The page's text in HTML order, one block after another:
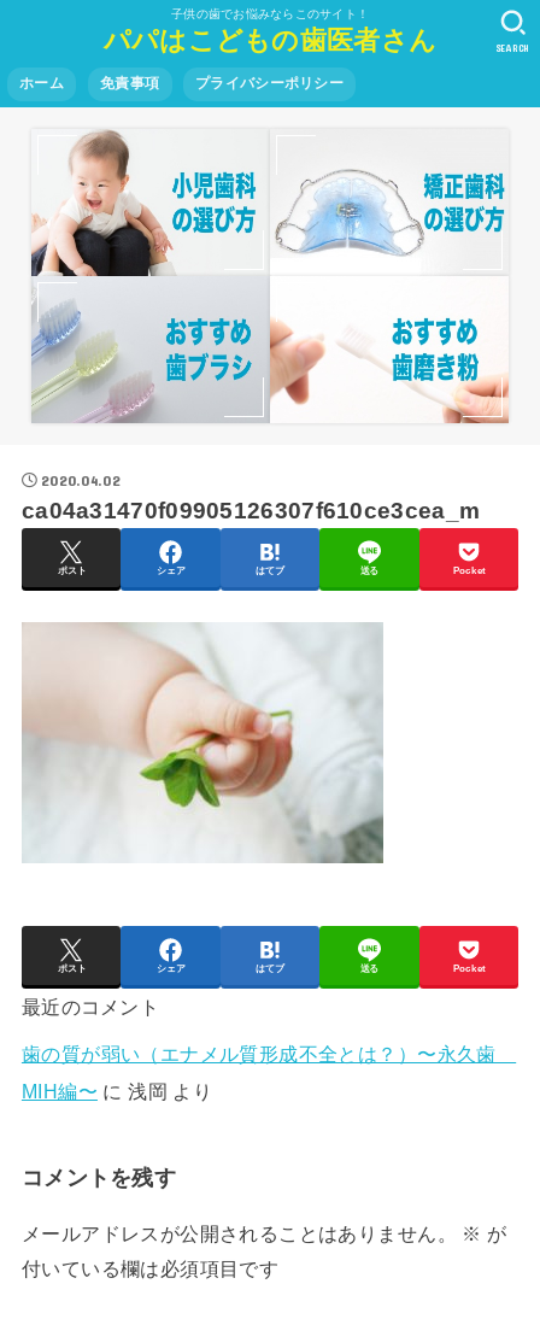
子供の歯でお悩みならこのサイト！
パパはこどもの歯医者さん
ホーム 免責事項 プライバシーポリシー
SEARCH
2020.04.02
ca04a31470f09905126307f610ce3cea_m
ポスト シェア はてブ 送る Pocket
ポスト シェア はてブ 送る Pocket
最近のコメント
歯の質が弱い（エナメル質形成不全とは？）〜永久歯
MIH編〜 に浅岡 より
コメントを残す
メールアドレスが公開されることはありません。 ※ が
付いている欄は必須項目です